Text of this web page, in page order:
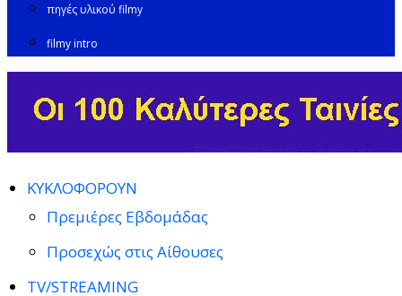
πηγές υλικού filmy
filmy intro
ΚΥΚΛΟΦΟΡΟΥΝ
Πρεμιέρες Εβδομάδας
Προσεχώς στις Αίθουσες
TV/STREAMING